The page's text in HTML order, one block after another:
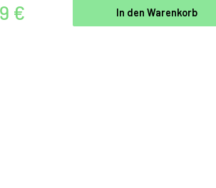
€ In den Warenkorb